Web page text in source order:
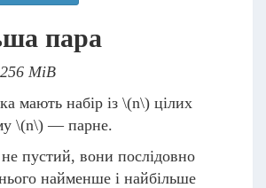
пара
MiB
мають набір із \(n\) цілих
\(n\) — парне.
пустий, вони послідовно
найменше і найбільше